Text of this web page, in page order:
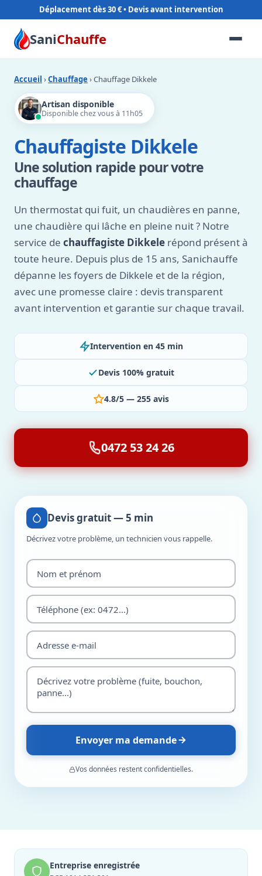
Déplacement dès 30 €
SaniChauffe
Accueil ›Chauffage › Chauffage Dikkele
Artisan disponible
Disponible chez vous à 11h05
Chauffagiste Dikkele
Une solution rapide pour votre
chauffage
Un thermostat qui fuit, un chaudières en panne,
une chaudière qui lâche en pleine nuit ? Notre
service de chauffagiste Dikkele répond présent à
toute heure. Depuis plus de 15 ans, Sanichauffe
dépanne les foyers de Dikkele et de la région,
avec une promesse claire : devis transparent
avant intervention et garantie sur chaque travail.
Intervention en 45 min
Devis 100% gratuit
4.8/5 — 255 avis
0472 53 24 26
Devis gratuit — 5 min
Décrivez votre problème, un technicien vous rappelle.
Envoyer ma demande
Vos données restent confidentielles.
Entreprise enregistrée